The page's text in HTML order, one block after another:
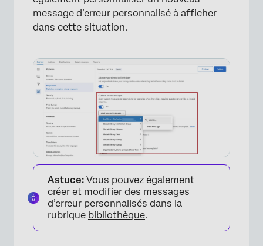
message d’erreur personnalisé à afficher
dans cette situation.
Astuce: Vous pouvez également
créer et modifier des messages
d’erreur personnalisés dans la
rubrique bibliothèque.